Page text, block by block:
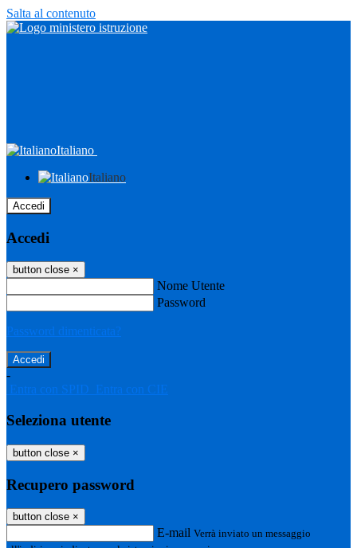
Salta al contenuto
Italiano
Italiano
Accedi
Accedi
button close ×
Nome Utente
Password
Password dimenticata?
-
Entra con SPID
Entra con CIE
Seleziona utente
button close ×
Recupero password
button close ×
E-mail Verrà inviato un messaggio